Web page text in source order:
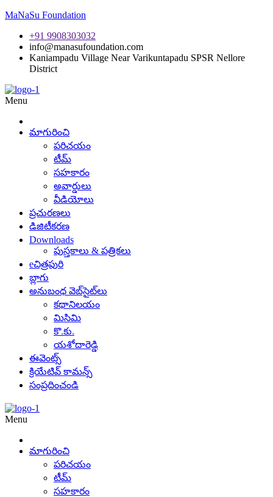
MaNaSu Foundation
+91 9908303032
info@manasufoundation.com
Kaniampadu Village Near Varikuntapadu SPSR Nellore
District
Menu
మాగురించి
పరిచయం
టీమ్
సహకారం
అవార్డులు
వీడియోలు
ప్రచురణలు
డిజిటీకరణ
Downloads
పుస్తకాలు & పత్రికలు
eచిత్రపురి
బ్లాగు
అనుబంధ వెబ్‌సైట్‌లు
కథానిలయం
మిసిమి
కొ.కు.
యశోదారెడ్డి
ఈవెంట్స్
క్రియేటివ్ కామన్స్
సంప్రదించండి
Menu
మాగురించి
పరిచయం
టీమ్
సహకారం